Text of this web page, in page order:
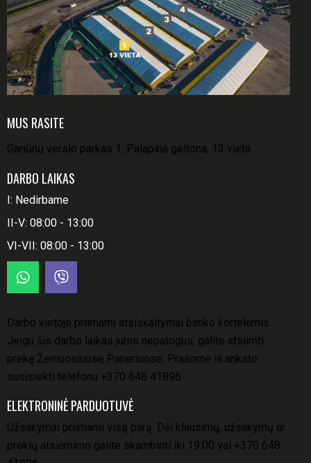
MUS RASITE
Gariūnų verslo parkas 1, Palapinė geltona, 13 vieta.
DARBO LAIKAS
I: Nedirbame
II-V: 08:00 - 13:00
VI-VII: 08:00 - 13:00
Darbo vietoje priimami atsiskaitymai banko kortelėmis.
Jeigu šis darbo laikas jums nepatogus, galite atsiimti
prekę Žemuosiuose Paneriuose. Prašome iš anksto
susisiekti telefonu +370 648 41896
ELEKTRONINĖ PARDUOTUVĖ
Užsakymai priimami visą parą. Dėl klausimų, užsakymų ar
prekių atsiėmimo galite skambinti iki 19:00 val +370 648